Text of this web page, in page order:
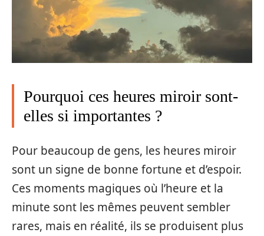
Pourquoi ces heures miroir sont-
elles si importantes ?
Pour beaucoup de gens, les heures miroir
sont un signe de bonne fortune et d’espoir.
Ces moments magiques où l’heure et la
minute sont les mêmes peuvent sembler
rares, mais en réalité, ils se produisent plus